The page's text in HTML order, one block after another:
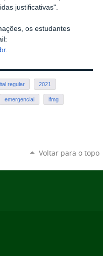
justificativas".
os estudantes
.
regular 2021
emergencial ifmg
Voltar para o topo